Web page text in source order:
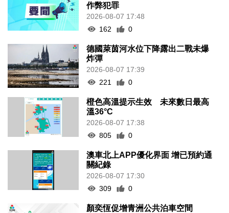
作弊犯罪
2026-08-07 17:48
162
0
德國萊茵河水位下降露出二戰未爆
炸彈
2026-08-07 17:39
221
0
橙色高溫提示生效 未來數日最高
溫36°C
2026-08-07 17:38
805
0
澳車北上APP優化界面 增已預約通
關紀錄
2026-08-07 17:30
309
0
顏奕恆促增青洲公共泊車空間